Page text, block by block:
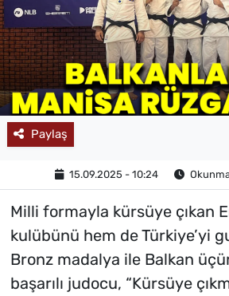
Paylaş
15.09.2025 - 10:24
Milli formayla kürsüye çıkan
kulübünü hem de Türkiye’yi
Bronz madalya ile Balkan
başarılı judocu, “Kürsüye